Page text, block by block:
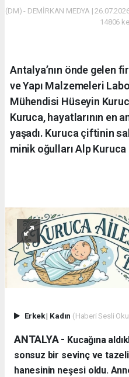
(DM) - DEMİRKAN MEDYA |
14806
Antalya’nın önde gelen
ve Yapı Malzemeleri
Mühendisi Hüseyin
Kuruca, hayatlarının en
yaşadı. Kuruca çiftinin
minik oğulları Alp
Erkek| Kadın (Haberi Sesli
ANTALYA - ​ Kucağına
sonsuz bir sevinç ve
hanesinin neşesi oldu.